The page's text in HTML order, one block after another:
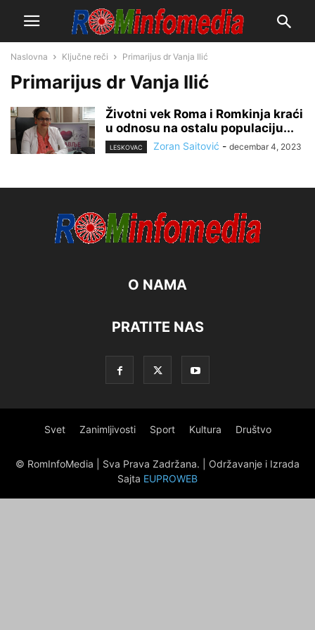
Naslovna Ključne reči Primarijus dr Vanja Ilić
Primarijus dr Vanja Ilić
Životni vek Roma i Romkinja kraći
u odnosu na ostalu populaciju...
LESKOVAC Zoran Saitović - decembar 4, 2023
O NAMA
PRATITE NAS
Svet Zanimljivosti Sport Kultura Društvo
© RomInfoMedia | Sva Prava Zadržana. | Održavanje i Izrada
Sajta EUPROWEB